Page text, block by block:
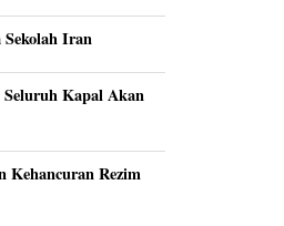
Iran
Kapal Akan
Kehancuran Rezim